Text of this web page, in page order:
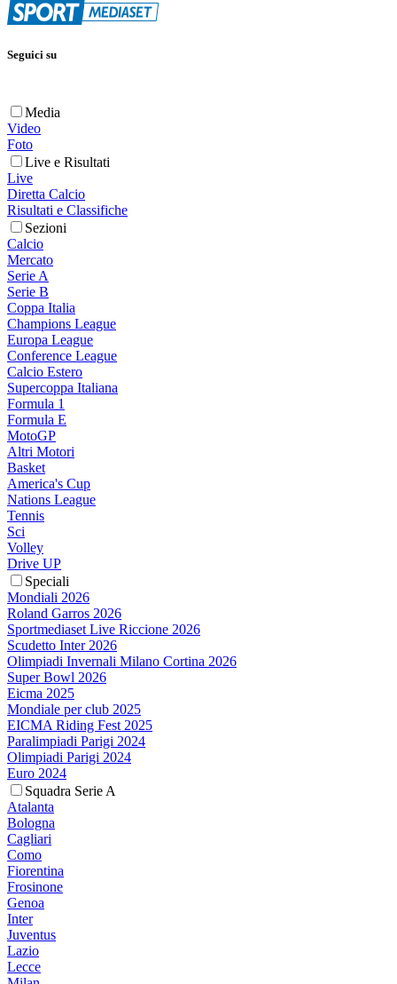
Seguici su
Media
Video
Foto
Live e Risultati
Live
Diretta Calcio
Risultati e Classifiche
Sezioni
Calcio
Mercato
Serie A
Serie B
Coppa Italia
Champions League
Europa League
Conference League
Calcio Estero
Supercoppa Italiana
Formula 1
Formula E
MotoGP
Altri Motori
Basket
America's Cup
Nations League
Tennis
Sci
Volley
Drive UP
Speciali
Mondiali 2026
Roland Garros 2026
Sportmediaset Live Riccione 2026
Scudetto Inter 2026
Olimpiadi Invernali Milano Cortina 2026
Super Bowl 2026
Eicma 2025
Mondiale per club 2025
EICMA Riding Fest 2025
Paralimpiadi Parigi 2024
Olimpiadi Parigi 2024
Euro 2024
Squadra Serie A
Atalanta
Bologna
Cagliari
Como
Fiorentina
Frosinone
Genoa
Inter
Juventus
Lazio
Lecce